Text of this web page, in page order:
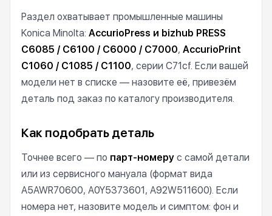
Раздел охватывает промышленные машины
Konica Minolta: AccurioPress и bizhub PRESS
C6085 / C6100 / C6000 / C7000, AccurioPrint
C1060 / C1085 / C1100, серии C71cf. Если вашей
модели нет в списке — назовите её, привезём
деталь под заказ по каталогу производителя.
Как подобрать деталь
Точнее всего — по парт-номеру с самой детали
или из сервисного мануала (формат вида
A5AWR70600, A0Y5373601, A92W511600). Если
номера нет, назовите модель и симптом: фон и